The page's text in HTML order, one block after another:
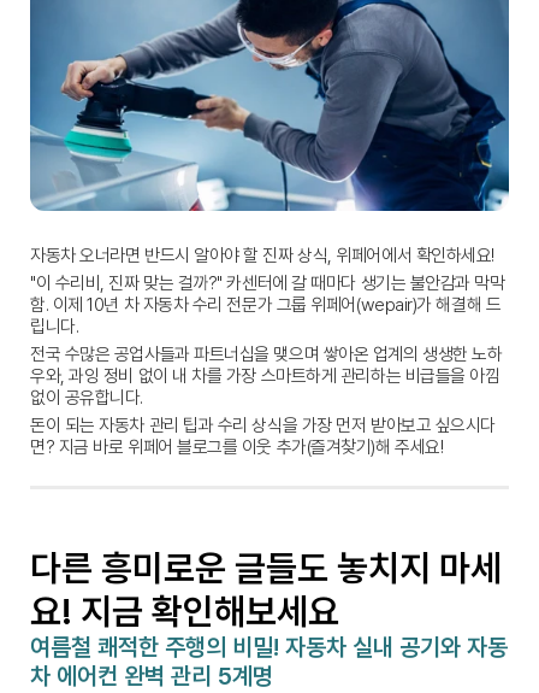
자동차 오너라면 반드시 알아야 할 진짜 상식, 위페어에서 확인하세요!
"이 수리비, 진짜 맞는 걸까?" 카센터에 갈 때마다 생기는 불안감과 막막
함. 이제 10년 차 자동차 수리 전문가 그룹 위페어(wepair)가 해결해 드
립니다.
전국 수많은 공업사들과 파트너십을 맺으며 쌓아온 업계의 생생한 노하
우와, 과잉 정비 없이 내 차를 가장 스마트하게 관리하는 비급들을 아낌
없이 공유합니다.
돈이 되는 자동차 관리 팁과 수리 상식을 가장 먼저 받아보고 싶으시다
면? 지금 바로 위페어 블로그를 이웃 추가(즐겨찾기)해 주세요!
다른 흥미로운 글들도 놓치지 마세
요! 지금 확인해보세요
여름철 쾌적한 주행의 비밀! 자동차 실내 공기와 자동
차 에어컨 완벽 관리 5계명